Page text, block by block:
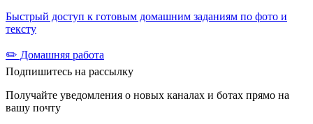
Быстрый доступ к готовым домашним заданиям по фото и
тексту
✏️ Домашняя работа
Подпишитесь на рассылку
Получайте уведомления о новых каналах и ботаx прямо на
вашу почту